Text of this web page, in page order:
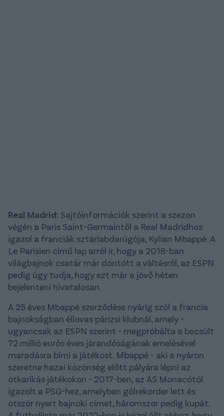
Real Madrid: Sajtóinformációk szerint a szezon
végén a Paris Saint-Germaintől a Real Madridhoz
igazol a franciák sztárlabdarúgója, Kylian Mbappé. A
Le Parisien című lap arról ír, hogy a 2018-ban
világbajnok csatár már döntött a váltásról, az ESPN
pedig úgy tudja, hogy ezt már a jövő héten
bejelenteni hivatalosan.
A 25 éves Mbappé szerződése nyárig szól a francia
bajnokságban éllovas párizsi klubnál, amely -
ugyancsak az ESPN szerint - megpróbálta a becsült
72 millió eurós éves járandóságának emelésével
maradásra bírni a játékost. Mbappé - aki a nyáron
szeretne hazai közönség előtt pályára lépni az
ötkarikás játékokon - 2017-ben, az AS Monacótól
igazolt a PSG-hez, amelyben gólrekorder lett és
ötször nyert bajnoki címet, háromszor pedig kupát.